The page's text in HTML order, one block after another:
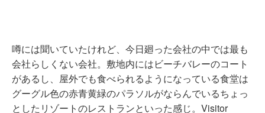
噂には聞いていたけれど、今日廻った会社の中では最も
会社らしくない会社。敷地内にはビーチバレーのコート
があるし、屋外でも食べられるようになっている食堂は
グーグル色の赤青黄緑のパラソルがならんでいるちょっ
としたリゾートのレストランといった感じ。Visitor